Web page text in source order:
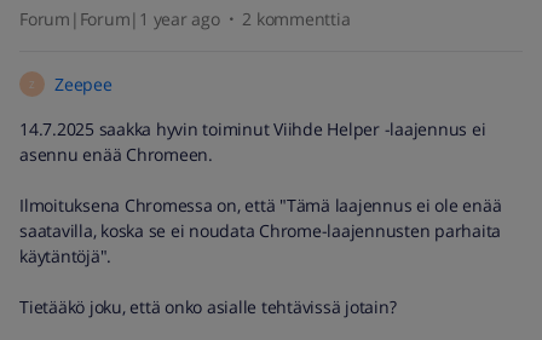
Forum|Forum|1 year ago 2 kommenttia
Z
Zeepee
14.7.2025 saakka hyvin toiminut Viihde Helper -laajennus ei
asennu enää Chromeen.
Ilmoituksena Chromessa on, että "Tämä laajennus ei ole enää
saatavilla, koska se ei noudata Chrome-laajennusten parhaita
käytäntöjä".
Tietääkö joku, että onko asialle tehtävissä jotain?